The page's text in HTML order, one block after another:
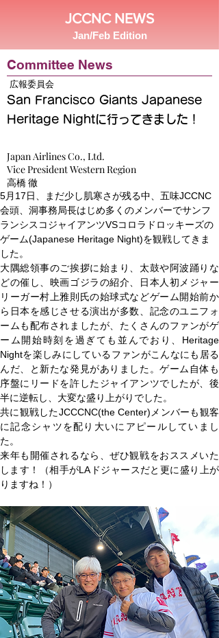
JCCNC NEWS
Jan/Feb Edition
Committee News
広報委員会
San Francisco Giants Japanese
Heritage Nightに行ってきました！
Japan Airlines Co., Ltd.
Vice President Western Region
高橋 徹
5月17日、まだ少し肌寒さが残る中、五味JCCNC
会頭、洞事務局長はじめ多くのメンバーでサンフ
ランシスコジャイアンツVSコロラドロッキーズの
ゲーム(Japanese Heritage Night)を観戦してきま
した。
大隅総領事のご挨拶に始まり、太鼓や阿波踊りな
どの催し、映画ゴジラの紹介、日本人初メジャー
リーガー村上雅則氏の始球式などゲーム開始前か
ら日本を感じさせる演出が多数、記念のユニフォ
ームも配布されましたが、たくさんのファンがゲ
ーム開始時刻を過ぎても並んでおり、Heritage
Nightを楽しみにしているファンがこんなにも居る
んだ、と新たな発見がありました。ゲーム自体も
序盤にリードを許したジャイアンツでしたが、後
半に逆転し、大変な盛り上がりでした。
共に観戦したJCCCNC(the Center)メンバーも観客
に記念シャツを配り大いにアピールしていまし
た。
来年も開催されるなら、ぜひ観戦をおススメいた
します！（相手がLAドジャースだと更に盛り上が
りますね！）